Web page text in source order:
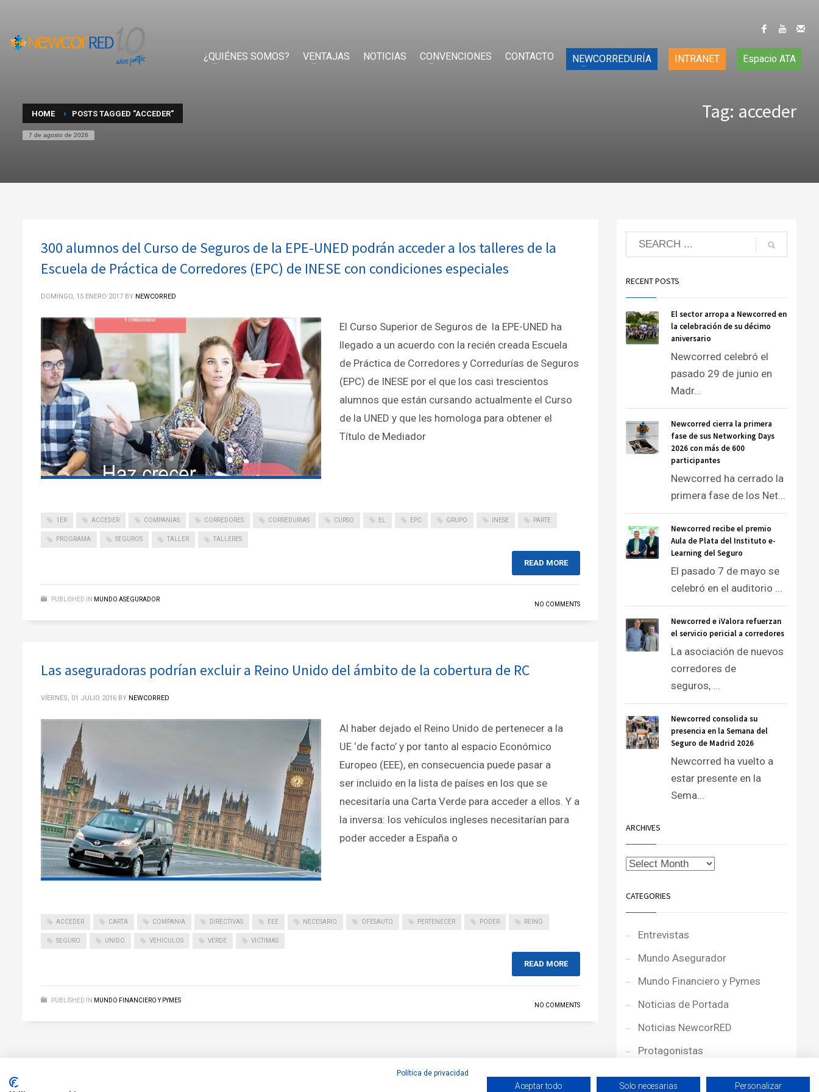
¿QUIÉNES SOMOS? VENTAJAS NOTICIAS CONVENCIONES CONTACTO NEWCORREDURÍA INTRANET Espacio ATA
HOME POSTS TAGGED "ACCEDER"
7 de agosto de 2026
Tag: acceder
300 alumnos del Curso de Seguros de la EPE-UNED podrán acceder a los talleres de la
Escuela de Práctica de Corredores (EPC) de INESE con condiciones especiales
DOMINGO, 15 ENERO 2017 BY NEWCORRED
El Curso Superior de Seguros de la EPE-UNED ha
llegado a un acuerdo con la recién creada Escuela
de Práctica de Corredores y Corredurías de Seguros
(EPC) de INESE por el que los casi trescientos
alumnos que están cursando actualmente el Curso
de la UNED y que les homologa para obtener el
Título de Mediador
1ER ACCEDER COMPANIAS CORREDORES CORREDURIAS CURSO EL EPC GRUPO INESE PARTE
PROGRAMA SEGUROS TALLER TALLERES
READ MORE
PUBLISHED IN MUNDO ASEGURADOR
NO COMMENTS
Las aseguradoras podrían excluir a Reino Unido del ámbito de la cobertura de RC
VIERNES, 01 JULIO 2016 BY NEWCORRED
Al haber dejado el Reino Unido de pertenecer a la
UE ‘de facto’ y por tanto al espacio Económico
Europeo (EEE), en consecuencia puede pasar a
ser incluido en la lista de países en los que se
necesitaría una Carta Verde para acceder a ellos. Y a
la inversa: los vehículos ingleses necesitarían para
poder acceder a España o
ACCEDER CARTA COMPANIA DIRECTIVAS EEE NECESARIO OFESAUTO PERTENECER PODER REINO
SEGURO UNIDO VEHICULOS VERDE VICTIMAS
READ MORE
PUBLISHED IN MUNDO FINANCIERO Y PYMES
NO COMMENTS
RECENT POSTS
El sector arropa a Newcorred en
la celebración de su décimo
aniversario
Newcorred celebró el
pasado 29 de junio en
Madr...
Newcorred cierra la primera
fase de sus Networking Days
2026 con más de 600
participantes
Newcorred ha cerrado la
primera fase de los Net...
Newcorred recibe el premio
Aula de Plata del Instituto e-
Learning del Seguro
El pasado 7 de mayo se
celebró en el auditorio ...
Newcorred e iValora refuerzan
el servicio pericial a corredores
La asociación de nuevos
corredores de
seguros, ...
Newcorred consolida su
presencia en la Semana del
Seguro de Madrid 2026
Newcorred ha vuelto a
estar presente en la
Sema...
ARCHIVES
CATEGORIES
Entrevistas
Mundo Asegurador
Mundo Financiero y Pymes
Noticias de Portada
Noticias NewcorRED
Protagonistas
Reportajes
Política de privacidad
Aceptar todo Solo necesarias Personalizar